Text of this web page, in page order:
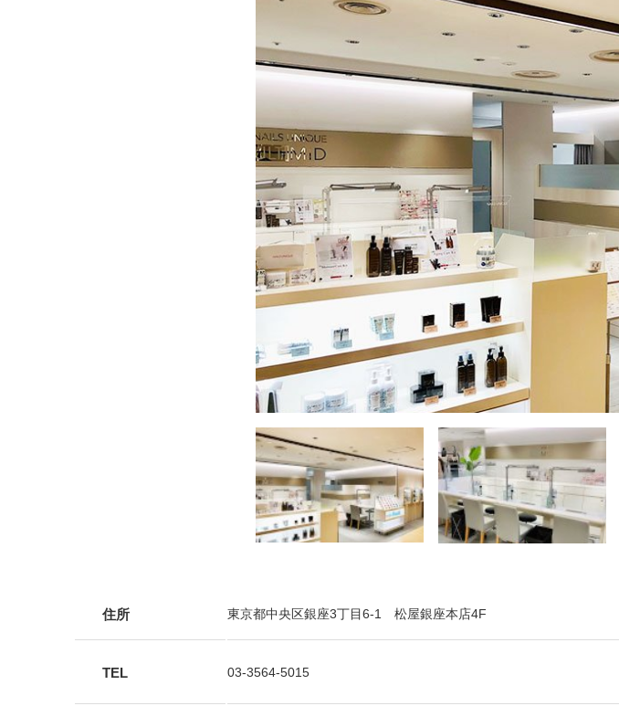
住所 東京都中央区銀座3丁目6-1 松屋銀座本店4F
TEL 03-3564-5015